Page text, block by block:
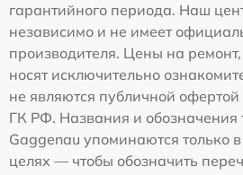
гарантийного периода. Наш
независимо и не имеет
производителя. Цены на
носят исключительно
не являются публичной офертой
ГК РФ. Названия и обозначения
Gaggenau упоминаются только
целях — чтобы обозначить